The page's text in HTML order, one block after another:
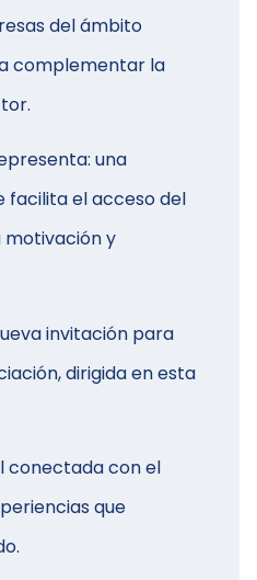
del ámbito
complementar la
una
facilita el acceso del
motivación y
invitación para
dirigida en esta
conectada con el
que